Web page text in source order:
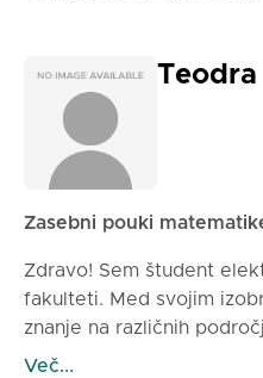
Teodra
Zasebni pouki
Zdravo! Sem študent
fakulteti. Med svojim
znanje na različnih
nekaj izkušenj s
Več...